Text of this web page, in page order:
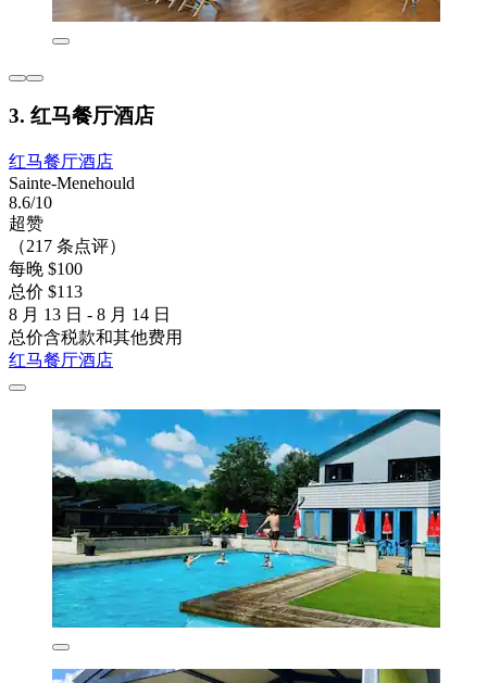
3. 红马餐厅酒店
红马餐厅酒店
Sainte-Menehould
8.6/10
超赞
（217 条点评）
每晚 $100
总价 $113
8 月 13 日 - 8 月 14 日
总价含税款和其他费用
红马餐厅酒店